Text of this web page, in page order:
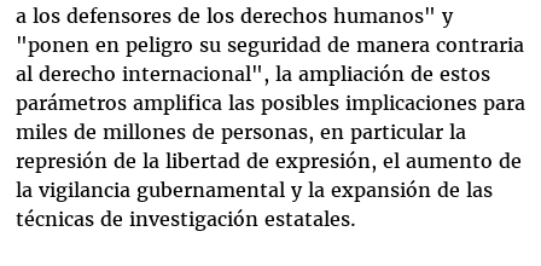
a los defensores de los derechos humanos" y
"ponen en peligro su seguridad de manera contraria
al derecho internacional", la ampliación de estos
parámetros amplifica las posibles implicaciones para
miles de millones de personas, en particular la
represión de la libertad de expresión, el aumento de
la vigilancia gubernamental y la expansión de las
técnicas de investigación estatales.